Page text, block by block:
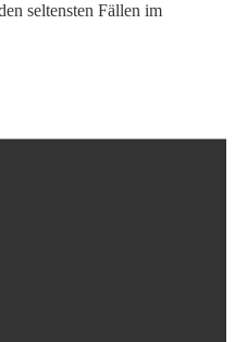
seltensten Fällen im